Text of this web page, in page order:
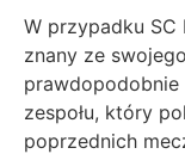
W przypadku SC
znany ze
zespołu, który
poprzednich